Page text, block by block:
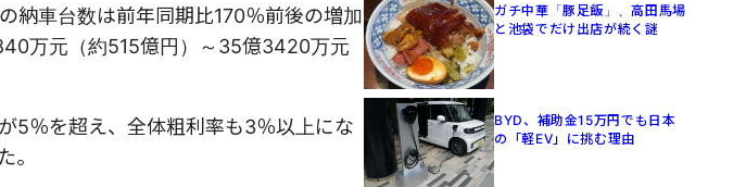
納車台数は前年同期比170％前後の増加
万元（約515億円）～35億3420万元
5％を超え、全体粗利率も3％以上にな
。
ガチ中華「豚足飯」、高田馬場
と池袋でだけ出店が続く謎
BYD、補助金15万円でも日本
の「軽EV」に挑む理由